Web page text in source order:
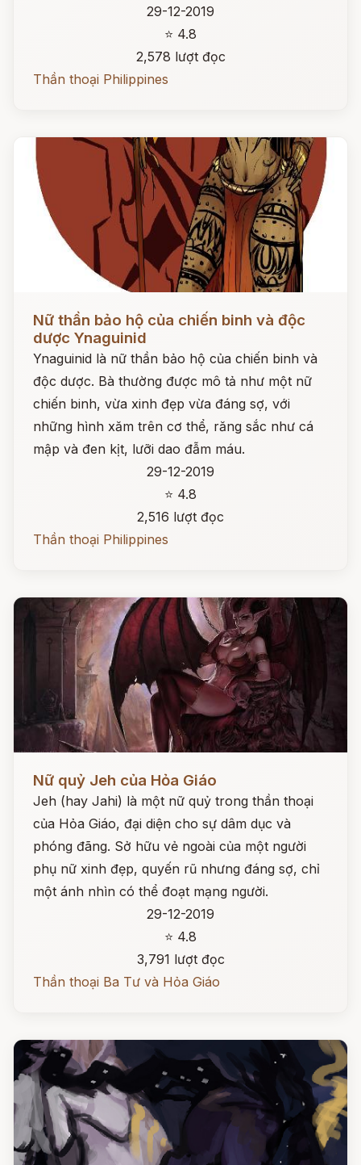
29-12-2019
⭐ 4.8
2,578 lượt đọc
Thần thoại Philippines
Nữ thần bảo hộ của chiến binh và độc
dược Ynaguinid
Ynaguinid là nữ thần bảo hộ của chiến binh và
độc dược. Bà thường được mô tả như một nữ
chiến binh, vừa xinh đẹp vừa đáng sợ, với
những hình xăm trên cơ thể, răng sắc như cá
mập và đen kịt, lưỡi dao đẫm máu.
29-12-2019
⭐ 4.8
2,516 lượt đọc
Thần thoại Philippines
Nữ quỷ Jeh của Hỏa Giáo
Jeh (hay Jahi) là một nữ quỷ trong thần thoại
của Hỏa Giáo, đại diện cho sự dâm dục và
phóng đãng. Sở hữu vẻ ngoài của một người
phụ nữ xinh đẹp, quyến rũ nhưng đáng sợ, chỉ
một ánh nhìn có thể đoạt mạng người.
29-12-2019
⭐ 4.8
3,791 lượt đọc
Thần thoại Ba Tư và Hỏa Giáo